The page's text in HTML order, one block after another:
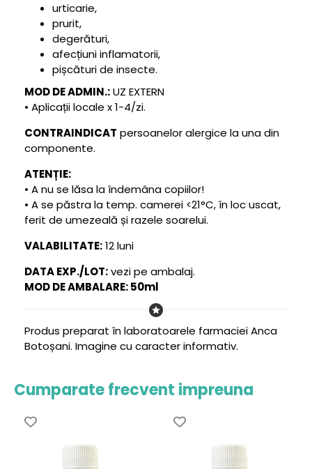
urticarie,
prurit,
degerături,
afecțiuni inflamatorii,
pișcături de insecte.
MOD DE ADMIN.:UZ EXTERN
• Aplicații locale x 1-4/zi.
CONTRAINDICAT persoanelor alergice la una din
componente.
ATENȚIE:
• A nu se lăsa la îndemâna copiilor!
• A se păstra la temp. camerei <21°C, în loc uscat,
ferit de umezeală și razele soarelui.
VALABILITATE:12 luni
DATA EXP./LOT:vezi pe ambalaj.
MOD DE AMBALARE: 50ml
Produs preparat în laboratoarele farmaciei Anca
Botoșani. Imagine cu caracter informativ.
Cumparate frecvent impreuna